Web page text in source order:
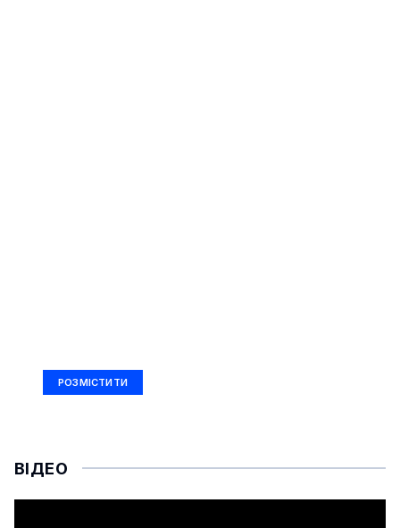
РОЗМІСТИТИ
ВІДЕО